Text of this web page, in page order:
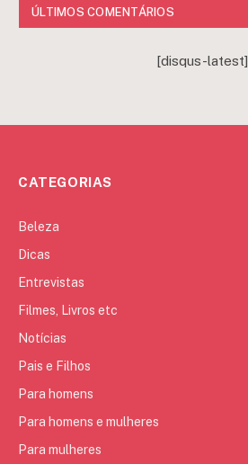
ÚLTIMOS COMENTÁRIOS
[disqus-latest]
CATEGORIAS
Beleza
Dicas
Entrevistas
Filmes, Livros etc
Notícias
Pais e Filhos
Para homens
Para homens e mulheres
Para mulheres